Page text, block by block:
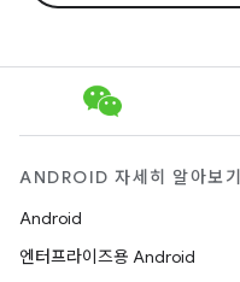
ANDROID 자세히 알아보기
Android
엔터프라이즈용 Android